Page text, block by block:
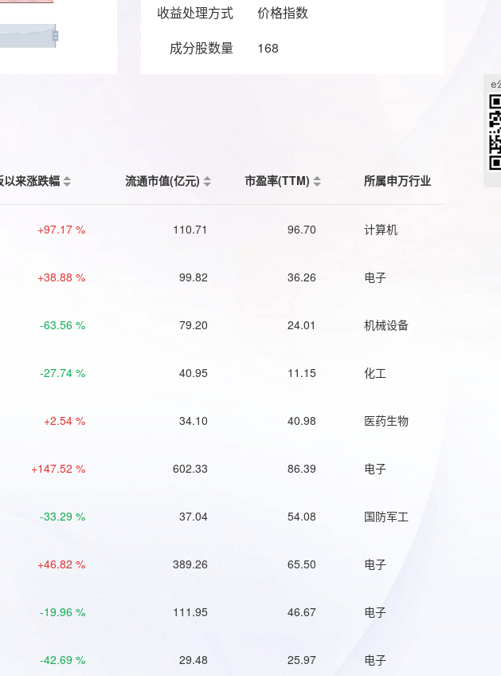
收益处理方式
价格指数
成分股数量
168
以来涨跌幅 流通市值(亿元) 市盈率(TTM) 所属申万行业
+97.17 % 110.71 96.70 计算机
+38.88 % 99.82 36.26 电子
-63.56 % 79.20 24.01 机械设备
-27.74 % 40.95 11.15 化工
+2.54 % 34.10 40.98 医药生物
+147.52 % 602.33 86.39 电子
-33.29 % 37.04 54.08 国防军工
+46.82 % 389.26 65.50 电子
-19.96 % 111.95 46.67 电子
-42.69 % 29.48 25.97 电子